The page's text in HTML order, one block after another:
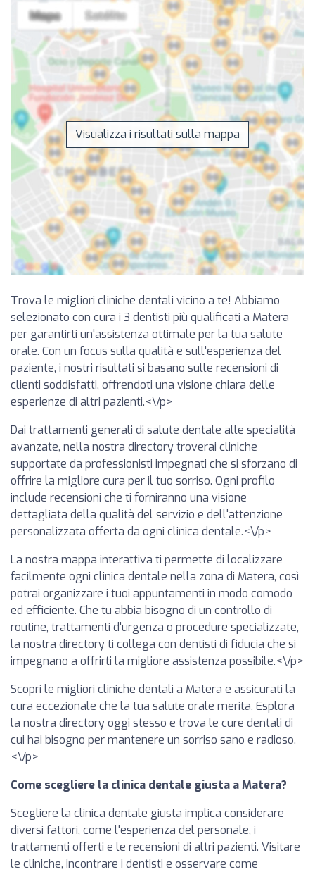
Visualizza i risultati sulla mappa
Trova le migliori cliniche dentali vicino a te! Abbiamo
selezionato con cura i 3 dentisti più qualificati a Matera
per garantirti un'assistenza ottimale per la tua salute
orale. Con un focus sulla qualità e sull'esperienza del
paziente, i nostri risultati si basano sulle recensioni di
clienti soddisfatti, offrendoti una visione chiara delle
esperienze di altri pazienti.<\/p>
Dai trattamenti generali di salute dentale alle specialità
avanzate, nella nostra directory troverai cliniche
supportate da professionisti impegnati che si sforzano di
offrire la migliore cura per il tuo sorriso. Ogni profilo
include recensioni che ti forniranno una visione
dettagliata della qualità del servizio e dell'attenzione
personalizzata offerta da ogni clinica dentale.<\/p>
La nostra mappa interattiva ti permette di localizzare
facilmente ogni clinica dentale nella zona di Matera, così
potrai organizzare i tuoi appuntamenti in modo comodo
ed efficiente. Che tu abbia bisogno di un controllo di
routine, trattamenti d'urgenza o procedure specializzate,
la nostra directory ti collega con dentisti di fiducia che si
impegnano a offrirti la migliore assistenza possibile.<\/p>
Scopri le migliori cliniche dentali a Matera e assicurati la
cura eccezionale che la tua salute orale merita. Esplora
la nostra directory oggi stesso e trova le cure dentali di
cui hai bisogno per mantenere un sorriso sano e radioso.
<\/p>
Come scegliere la clinica dentale giusta a Matera?
Scegliere la clinica dentale giusta implica considerare
diversi fattori, come l'esperienza del personale, i
trattamenti offerti e le recensioni di altri pazienti. Visitare
le cliniche, incontrare i dentisti e osservare come